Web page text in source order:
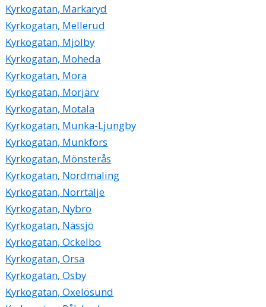
Kyrkogatan, Markaryd
Kyrkogatan, Mellerud
Kyrkogatan, Mjölby
Kyrkogatan, Moheda
Kyrkogatan, Mora
Kyrkogatan, Morjärv
Kyrkogatan, Motala
Kyrkogatan, Munka-Ljungby
Kyrkogatan, Munkfors
Kyrkogatan, Mönsterås
Kyrkogatan, Nordmaling
Kyrkogatan, Norrtälje
Kyrkogatan, Nybro
Kyrkogatan, Nässjö
Kyrkogatan, Ockelbo
Kyrkogatan, Orsa
Kyrkogatan, Osby
Kyrkogatan, Oxelösund